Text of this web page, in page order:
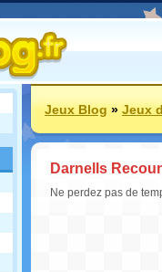
Jeux Blog»Jeux
Darnells
Ne perdez pas de